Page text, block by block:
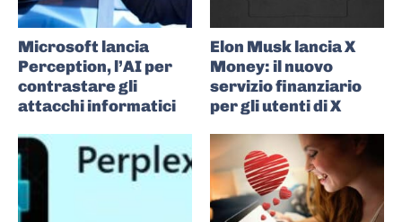
Microsoft lancia
Perception, l’AI per
contrastare gli
attacchi informatici
Elon Musk lancia X
Money: il nuovo
servizio finanziario
per gli utenti di X